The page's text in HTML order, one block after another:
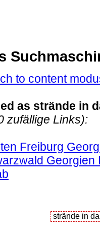
to content
as strände in
zufällige Links):
Freiburg
Georgien